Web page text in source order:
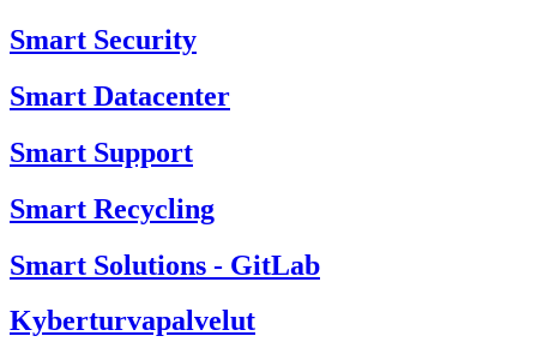
Smart Security
Smart Datacenter
Smart Support
Smart Recycling
Smart Solutions - GitLab
Kyberturvapalvelut